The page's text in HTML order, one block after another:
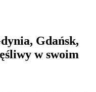
Gdańsk,
w swoim